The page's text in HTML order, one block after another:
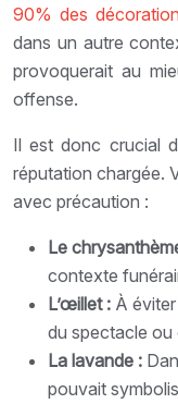
90% des
dans un autre
provoquerait au
offense.
Il est donc crucial
réputation chargée.
avec précaution :
Le
contexte
L’œillet : À
du spectacle ou
La lavande :
pouvait